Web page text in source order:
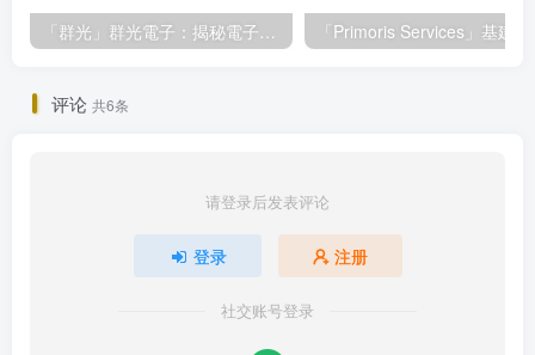
「群光」群光電子：揭秘電子零組件市場的投資機會与風險！
评论 共6条
请登录后发表评论
登录 注册
社交账号登录